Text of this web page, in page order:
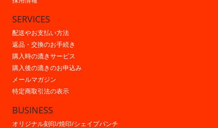
SERVICES
配送やお支払い方法
返品・交換のお手続き
購入時の漉きサービス
購入後の漉きのお申込み
メールマガジン
特定商取引法の表示
BUSINESS
オリジナル刻印/焼印/シェイプパンチ